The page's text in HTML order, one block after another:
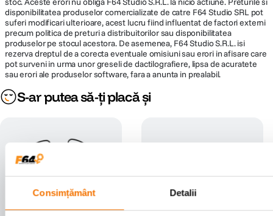
Consimțământ Detalii
Raza detectie
obstacole
0.5 - 40.0 m
Unghi de
cuprindere
(spate)
60° (orizontal), 80° (vertical)
Unghi de
60° (orizontal), 80° (vertical)
CARACTERISTICI GENERALE:
maxima card
memorie
microSD (max. 128GB)
disponibilitatea produselor comercializate de catre F64 Studio SRL pot
suferi modificari ulterioare, acest lucru fiind influentat de factori externi
precum politica de preturi a distribuitorilor sau disponibilitatea
produselor pe stocul acestora. De asemenea, F64 Studio S.R.L. isi
rezerva dreptul de a corecta eventuale omisiuni sau erori in afisare care
pot surveni in urma unor greseli de dactilografiere, lipsa de acuratete
sau erori ale produselor software, fara a anunta in prealabil.
S-ar putea să-ți placă și